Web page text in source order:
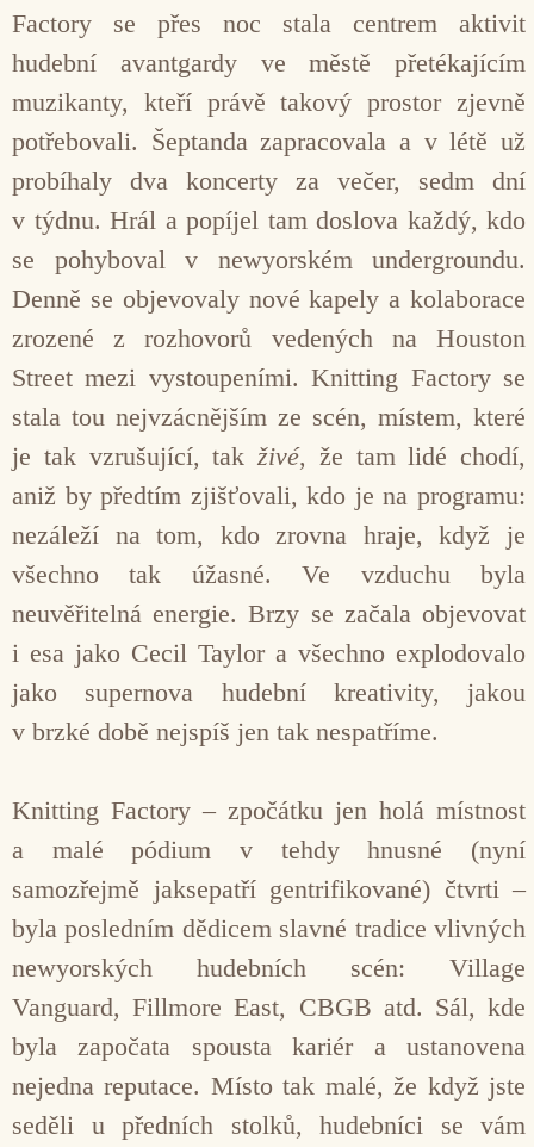
Factory se přes noc stala centrem aktivit
hudební avantgardy ve městě přetékajícím
muzikanty, kteří právě takový prostor zjevně
potřebovali. Šeptanda zapracovala a v létě už
probíhaly dva koncerty za večer, sedm dní
v týdnu. Hrál a popíjel tam doslova každý, kdo
se pohyboval v newyorském undergroundu.
Denně se objevovaly nové kapely a kolaborace
zrozené z rozhovorů vedených na Houston
Street mezi vystoupeními. Knitting Factory se
stala tou nejvzácnějším ze scén, místem, které
je tak vzrušující, tak živé, že tam lidé chodí,
aniž by předtím zjišťovali, kdo je na programu:
nezáleží na tom, kdo zrovna hraje, když je
všechno tak úžasné. Ve vzduchu byla
neuvěřitelná energie. Brzy se začala objevovat
i esa jako Cecil Taylor a všechno explodovalo
jako supernova hudební kreativity, jakou
v brzké době nejspíš jen tak nespatříme.
Knitting Factory – zpočátku jen holá místnost
a malé pódium v tehdy hnusné (nyní
samozřejmě jaksepatří gentrifikované) čtvrti –
byla posledním dědicem slavné tradice vlivných
newyorských hudebních scén: Village
Vanguard, Fillmore East, CBGB atd. Sál, kde
byla započata spousta kariér a ustanovena
nejedna reputace. Místo tak malé, že když jste
seděli u předních stolků, hudebníci se vám